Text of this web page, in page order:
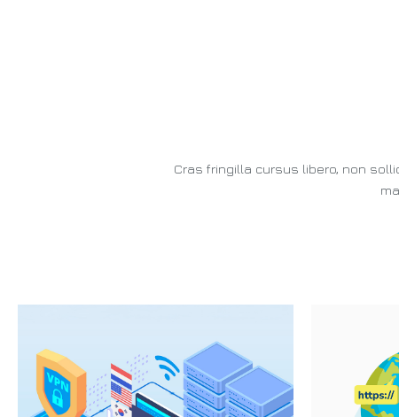
Cras fringilla cursus libero, non